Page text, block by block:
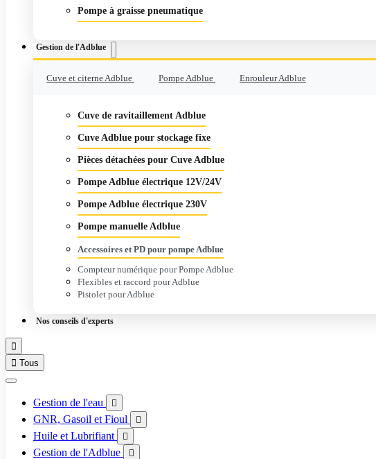
Pompe à graisse pneumatique
Gestion de l'Adblue
Cuve et citerne Adblue Pompe Adblue Enrouleur Adblue
Cuve de ravitaillement Adblue
Cuve Adblue pour stockage fixe
Pièces détachées pour Cuve Adblue
Pompe Adblue électrique 12V/24V
Pompe Adblue électrique 230V
Pompe manuelle Adblue
Accessoires et PD pour pompe Adblue
Compteur numérique pour Pompe Adblue
Flexibles et raccord pour Adblue
Pistolet pour Adblue
Nos conseils d'experts

 Tous
Gestion de l'eau 
GNR, Gasoil et Fioul 
Huile et Lubrifiant 
Gestion de l'Adblue 